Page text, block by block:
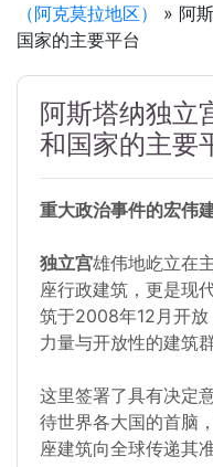
（阿克莫拉地区）
» 阿
国家的主要平台
阿斯塔纳独立
和国家的主要
重大政治事件的宏伟
独立宫雄伟地屹立在
座行政建筑，更是现
筑于2008年12月开
力量与开放性的建筑
这里签署了具有决定
待世界各大国的首脑
座建筑向全球传递其